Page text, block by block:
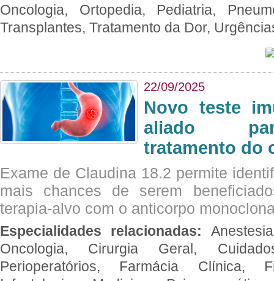
Oncologia, Ortopedia, Pediatria,
Transplantes, Tratamento da Dor,
22/09/2025
Novo teste
aliado
tratamento do
Exame de Claudina 18.2 permite
mais chances de serem
terapia-alvo com o anticorpo
Especialidades relacionadas:
Oncologia, Cirurgia Geral,
Perioperatórios, Farmácia Clínica,